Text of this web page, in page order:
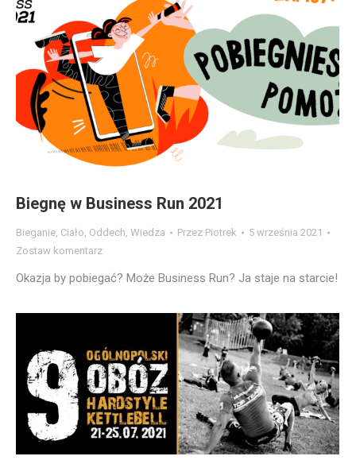
Biegnę w Business Run 2021
Bieganie, Ciało, Oddech, Wiedza Przez Piotrek
5 września 2021
Zostaw komentarz
Okazja by pobiegać? Może Business Run? Ja staje na starcie!